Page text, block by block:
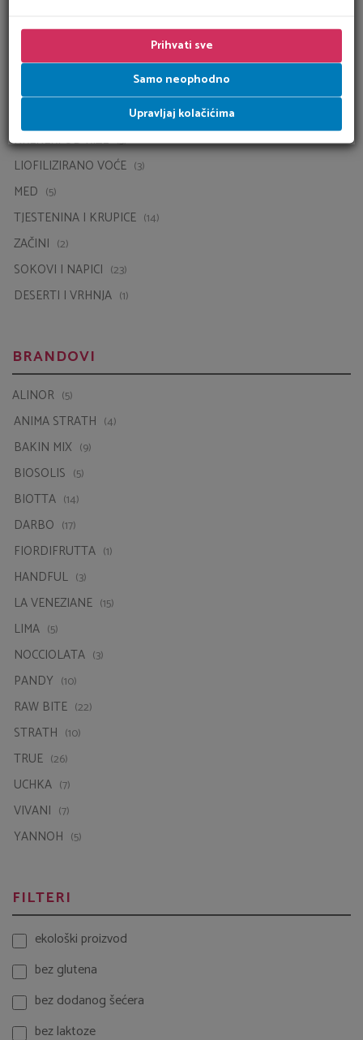
LIOFILIZIRANO VOĆE (3)
MED (5)
TJESTENINA I KRUPICE (14)
ZAČINI (2)
SOKOVI I NAPICI (23)
DESERTI I VRHNJA
BRANDOVI
ALINOR (5)
BAKIN MIX (9)
BIOSOLIS (5)
BIOTTA (14)
DARBO (17)
FIORDIFRUTTA
HANDFUL (3)
LA VENEZIANE
LIMA (5)
NOCCIOLATA (3)
PANDY (10)
RAW BITE (22)
STRATH
TRUE (26)
UCHKA (7)
VIVANI (7)
YANNOH (5)
FILTERI
ekološki proizvod
bez dodanog šećera
bez laktoze
vegan
Pretraži
Resetiraj
Prihvati sve
Samo neophodno
Upravljaj kolačićima